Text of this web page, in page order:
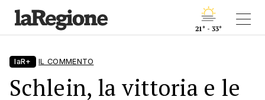
21° - 33°
laR+ IL COMMENTO
Schlein, la vittoria e le